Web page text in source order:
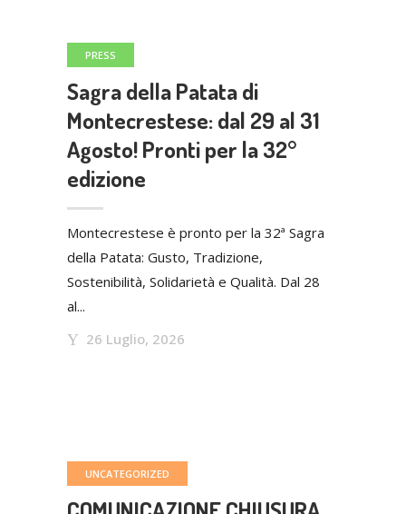
Sagra della Patata di
Montecrestese: dal 29 al 31
Agosto! Pronti per la 32°
edizione
Montecrestese è pronto per la 32ª Sagra
della Patata: Gusto, Tradizione,
Sostenibilità, Solidarietà e Qualità. Dal 28
al...
26 Luglio, 2026
PRESS
UNCATEGORIZED